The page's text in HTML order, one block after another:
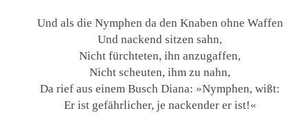
Und als die Nymphen da den Knaben ohne Waffen
Und nackend sitzen sahn,
Nicht fürchteten, ihn anzugaffen,
Nicht scheuten, ihm zu nahn,
Da rief aus einem Busch Diana: »Nymphen, wißt:
Er ist gefährlicher, je nackender er ist!«